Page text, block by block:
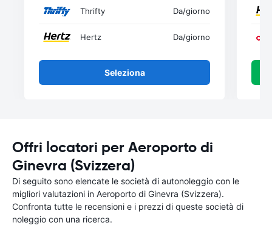
Thrifty Da/giorno
Hertz Da/giorno
Seleziona
Offri locatori per Aeroporto di
Ginevra (Svizzera)
Di seguito sono elencate le società di autonoleggio con le
migliori valutazioni in Aeroporto di Ginevra (Svizzera).
Confronta tutte le recensioni e i prezzi di queste società di
noleggio con una ricerca.